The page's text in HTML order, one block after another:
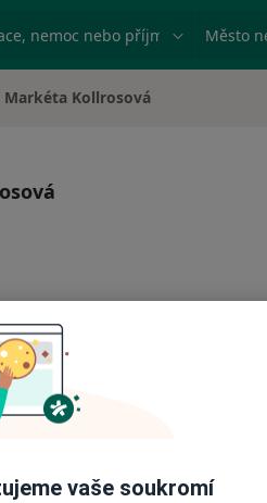
nemoc nebo příjmení Město
města
Markéta Kollrosová
vaše soukromí